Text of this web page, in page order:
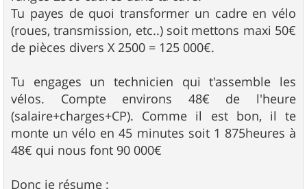
Tu payes de quoi transformer un cadre en vélo
(roues, transmission, etc..) soit mettons maxi 50€
de pièces divers X 2500 = 125 000€.
Tu engages un technicien qui t'assemble les
vélos. Compte environs 48€ de l'heure
(salaire+charges+CP). Comme il est bon, il te
monte un vélo en 45 minutes soit 1 875heures à
48€ qui nous font 90 000€
Donc je résume :